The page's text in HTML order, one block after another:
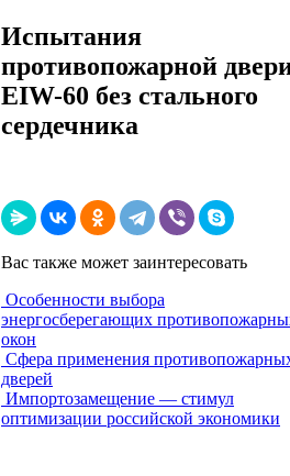
Испытания
противопожарной
EIW-60 без стального
сердечника
Вас также может заинтересовать
Особенности выбора
энергосберегающих
окон
Сфера применения
дверей
Импортозамещение — стимул
оптимизации российской экономики